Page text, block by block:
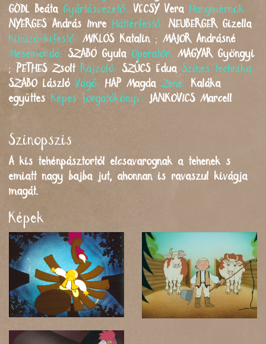
GÖDL Beáta Gyártásvezető: VÉCSY Vera Hangmérnök:
NYERGES András Imre Háttérfestő: NEUBERGER Gizella
Kihúzó-kifestő:MIKLÓS Katalin ;MAJOR Andrásné
Mesemondó: SZABÓ Gyula Operatőr:MAGYAR Gyöngyi
; PETHES Zsolt Rajzoló: SZŰCS Édua Színes technika:
SZABÓ László Vágó: HAP Magda Zene: Kaláka
együttes
Képes forgatókönyv: JANKOVICS Marcell
Szinopszis
A kis tehénpásztortól elcsavarognak a tehenek s
emiatt nagy bajba jut, ahonnan is ravaszul kivágja
magát.
Képek